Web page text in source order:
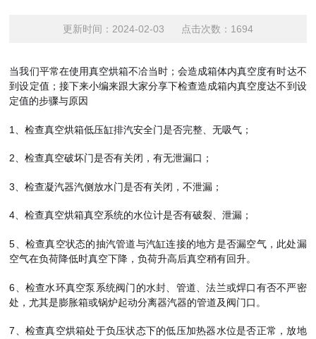
更新时间：2024-02-03 点击次数：1694
当我们平常在使用真空烘箱不冾当时；会造成箱体内真空度有时达不
到设定值；接下来小编来跟大家分享下检查造成箱内真空度达不到设
定值的步骤与原因
1、检查真空烘箱低压缸排汽安全门是否完整、无吸气；
2、检查真空破坏门是否有关闭，有无泄漏口；
3、检查凝汽器汽侧放水门是否有关闭，不泄漏；
4、检查真空烘箱真空系统的水位计是否有破裂、泄漏；
5、检查真空状态的抽汽管道与汽缸连接的地方是否漏空气，此处漏
空气在负荷降低时真空下降，负荷升高后真空稍有回升。
6、检查水环真空泵系统阀门的水封、管道、法兰或焊口有否不严密
处，尤其是膨胀箱或锅炉起动分离器汽器的管道及阀门口。
7、检查真空烘箱处于负压状态下的低压加热器水位是否正常，放地